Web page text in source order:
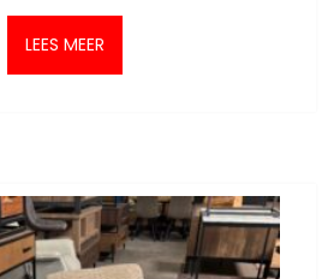
was:
€189.00.
LEES MEER